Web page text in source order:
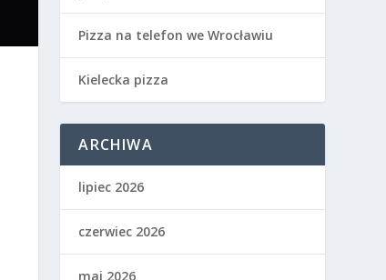
Pizza na telefon we Wrocławiu
Kielecka pizza
ARCHIWA
lipiec 2026
czerwiec 2026
maj 2026